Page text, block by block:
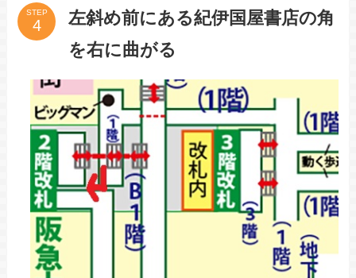
STEP
左斜め前にある紀伊国屋書店の角
を右に曲がる